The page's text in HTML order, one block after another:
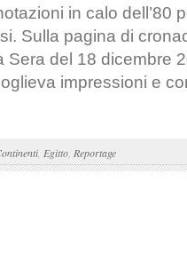
in calo dell’80
Sulla pagina di
Sera del 18 dicembre
impressioni e
, Egitto Reportage